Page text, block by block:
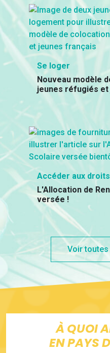
Se loger
Nouveau modèle
jeunes réfugiés
Accéder aux droits
L'Allocation de
versée !
Voir
À QUOI
EN PAYS